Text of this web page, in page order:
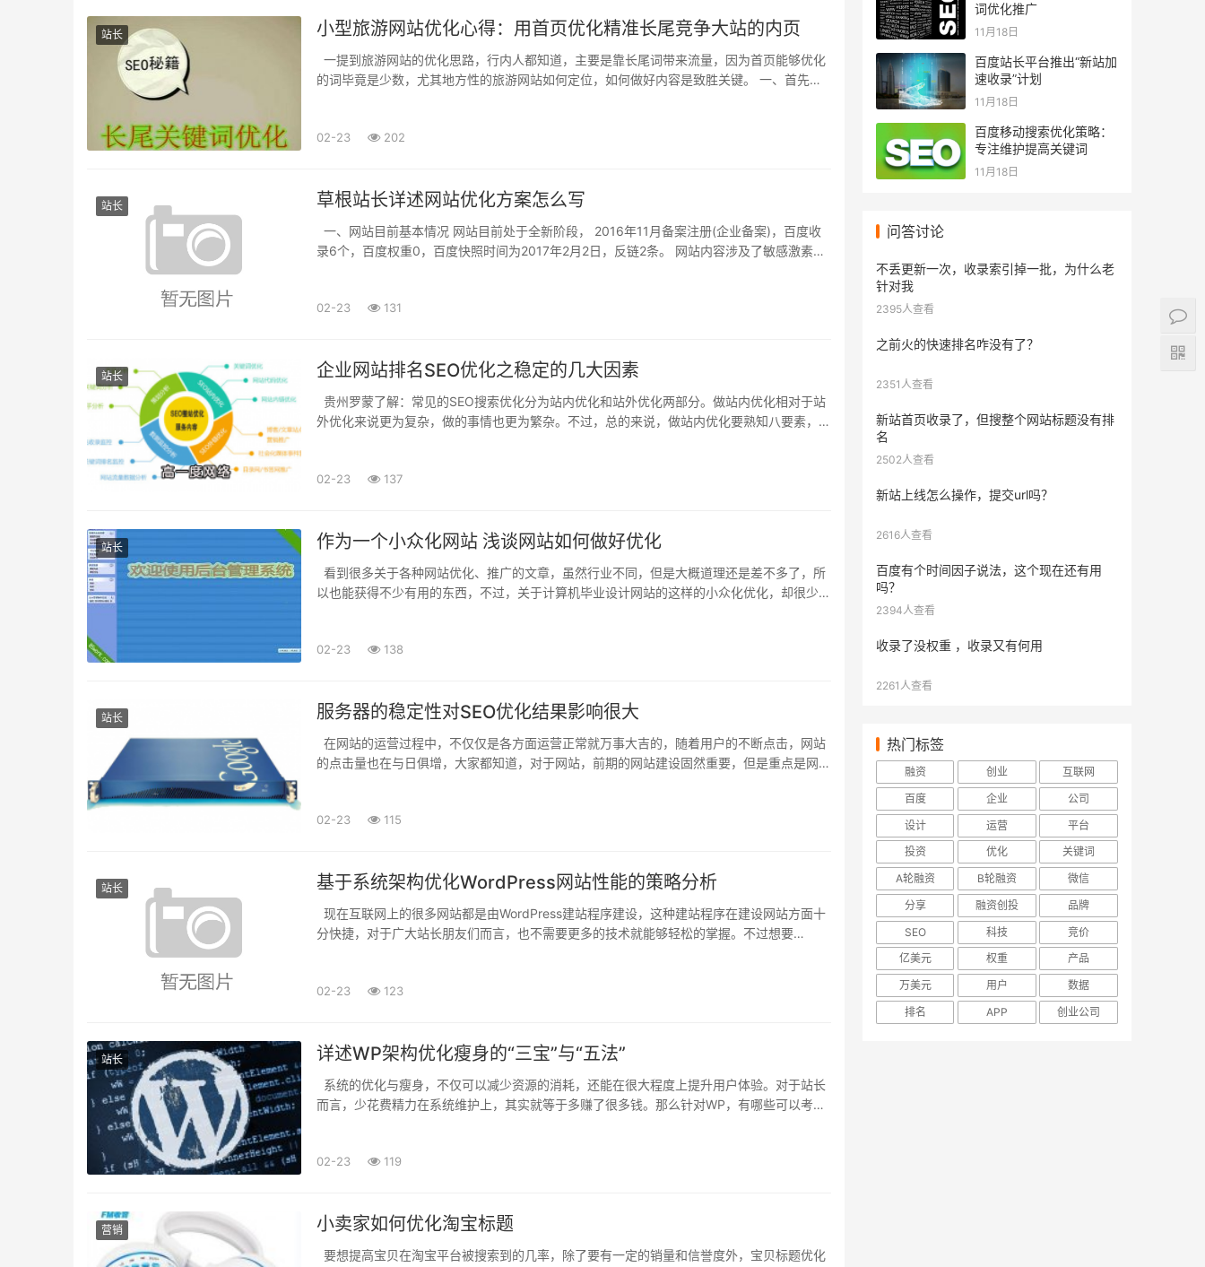
站长 小型旅游网站优化心得：用首页优化精准长尾竞争大站的内页
一提到旅游网站的优化思路，行内人都知道，主要是靠长尾词带来流量，因为首页能够优化
的词毕竟是少数，尤其地方性的旅游网站如何定位，如何做好内容是致胜关键。 一、首先是
02-23 202
站长 草根站长详述网站优化方案怎么写
一、网站目前基本情况 网站目前处于全新阶段， 2016年11月备案注册(企业备案)，百度收
录6个，百度权重0，百度快照时间为2017年2月2日，反链2条。 网站内容涉及了敏感激素、
02-23 131
站长 企业网站排名SEO优化之稳定的几大因素
贵州罗蒙了解：常见的SEO搜索优化分为站内优化和站外优化两部分。做站内优化相对于站
外优化来说更为复杂，做的事情也更为繁杂。不过，总的来说，做站内优化要熟知八要素，做
02-23 137
站长 作为一个小众化网站 浅谈网站如何做好优化
看到很多关于各种网站优化、推广的文章，虽然行业不同，但是大概道理还是差不多了，所
以也能获得不少有用的东西，不过，关于计算机毕业设计网站的这样的小众化优化，却很少，
02-23 138
站长 服务器的稳定性对SEO优化结果影响很大
在网站的运营过程中，不仅仅是各方面运营正常就万事大吉的，随着用户的不断点击，网站
的点击量也在与日俱增，大家都知道，对于网站，前期的网站建设固然重要，但是重点是网站
02-23 115
站长 基于系统架构优化WordPress网站性能的策略分析
现在互联网上的很多网站都是由WordPress建站程序建设，这种建站程序在建设网站方面十
分快捷，对于广大站长朋友们而言，也不需要更多的技术就能够轻松的掌握。不过想要
02-23 123
站长 详述WP架构优化瘦身的“三宝”与“五法”
系统的优化与瘦身，不仅可以减少资源的消耗，还能在很大程度上提升用户体验。对于站长
而言，少花费精力在系统维护上，其实就等于多赚了很多钱。那么针对WP，有哪些可以考虑
02-23 119
营销 小卖家如何优化淘宝标题
要想提高宝贝在淘宝平台被搜索到的几率，除了要有一定的销量和信誉度外，宝贝标题优化
词优化推广
11月18日
百度站长平台推出“新站加
速收录”计划
11月18日
百度移动搜索优化策略：
专注维护提高关键词
11月18日
问答讨论
不丢更新一次，收录索引掉一批，为什么老
针对我
2395人查看
之前火的快速排名咋没有了？
2351人查看
新站首页收录了，但搜整个网站标题没有排
名
2502人查看
新站上线怎么操作，提交url吗？
2616人查看
百度有个时间因子说法，这个现在还有用
吗？
2394人查看
收录了没权重 ，收录又有何用
2261人查看
热门标签
融资 创业
互联网
百度
企业
公司
设计
运营
平台
投资
优化
关键词
A轮融资
B轮融资
微信
分享
融资创投
品牌
SEO
科技
竞价
亿美元
权重
产品
万美元
用户
数据
排名
APP 创业公司